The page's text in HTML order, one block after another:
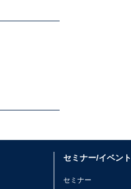
セミナー/イベント
セミナー